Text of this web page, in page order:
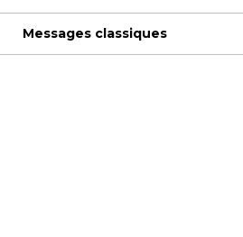
Messages classiques